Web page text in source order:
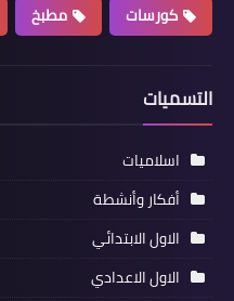
كورسات
مطبخ
التسميات
اسلاميات
أفكار وأنشطة
الاول الابتدائي
الاول الاعدادي